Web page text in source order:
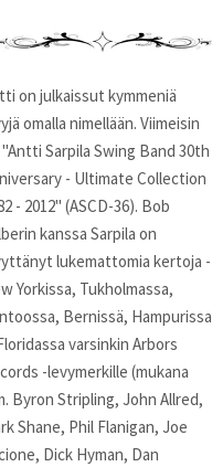
on julkaissut kymmeniä
omalla nimellään. Viimeisin
Sarpila Swing Band 30th
- Ultimate Collection
- 2012" (ASCD-36). Bob
kanssa Sarpila on
lukemattomia kertoja -
Yorkissa, Tukholmassa,
Bernissä, Hampurissa
varsinkin Arbors
-levymerkille (mukana
Byron Stripling, John Allred,
Shane, Phil Flanigan, Joe
Dick Hyman, Dan